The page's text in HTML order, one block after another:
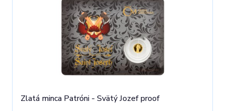
Zlatá minca Patróni - Svätý Jozef proof